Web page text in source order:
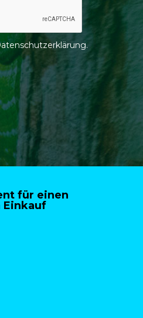
.
für einen
Einkauf